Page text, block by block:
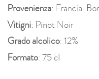
Provenienza: Francia-
Vitigni: Pinot Noir
Grado alcolico: 12%
Formato: 75 cl